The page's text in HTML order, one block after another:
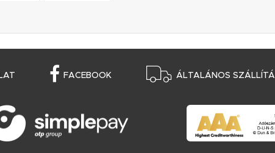
FACEBOOK ÁLTALÁNOS